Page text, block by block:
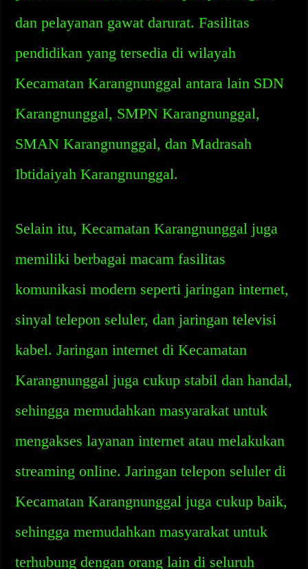
dan pelayanan gawat darurat. Fasilitas
pendidikan yang tersedia di wilayah
Kecamatan Karangnunggal antara lain SDN
Karangnunggal, SMPN Karangnunggal,
SMAN Karangnunggal, dan Madrasah
Ibtidaiyah Karangnunggal.
Selain itu, Kecamatan Karangnunggal juga
memiliki berbagai macam fasilitas
komunikasi modern seperti jaringan internet,
sinyal telepon seluler, dan jaringan televisi
kabel. Jaringan internet di Kecamatan
Karangnunggal juga cukup stabil dan handal,
sehingga memudahkan masyarakat untuk
mengakses layanan internet atau melakukan
streaming online. Jaringan telepon seluler di
Kecamatan Karangnunggal juga cukup baik,
sehingga memudahkan masyarakat untuk
terhubung dengan orang lain di seluruh